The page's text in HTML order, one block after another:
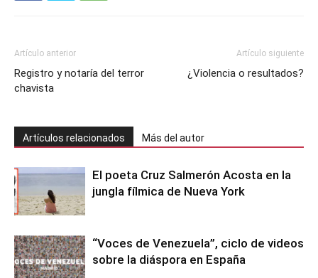
Artículo anterior
Registro y notaría del terror
chavista
Artículo siguiente
¿Violencia o resultados?
Artículos relacionados Más del autor
El poeta Cruz Salmerón Acosta en la
jungla fílmica de Nueva York
“Voces de Venezuela”, ciclo de videos
sobre la diáspora en España